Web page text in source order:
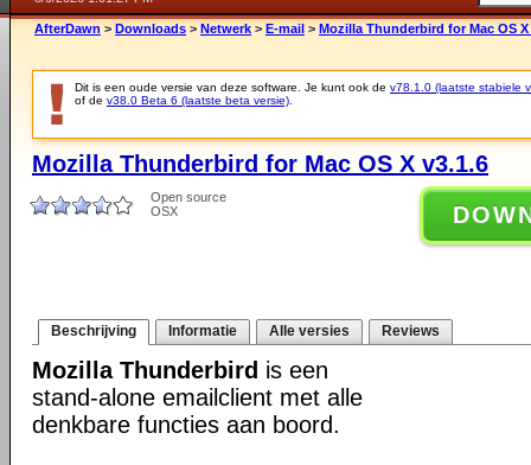
AfterDawn > Downloads > Netwerk > E-mail > Mozilla Thunderbird for Mac OS X
Dit is een oude versie van deze software. Je kunt ook de v78.1.0 (laatste stabiele
of de v38.0 Beta 6 (laatste beta versie)
Mozilla Thunderbird for Mac OS X v3.1.6
Open source
OSX
Beschrijving Informatie Alle versies Reviews
Mozilla Thunderbird is een
stand-alone emailclient met alle
denkbare functies aan boord.